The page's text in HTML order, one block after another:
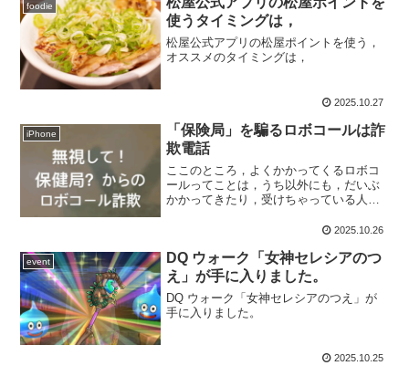
foodie
使うタイミングは，
松屋公式アプリの松屋ポイントを使う，
オススメのタイミングは，
2025.10.27
iPhone
「保険局」を騙るロボコールは詐
欺電話
ここのところ，よくかかってくるロボコ
ールってことは，うち以外にも，だいぶ
かかってきたり，受けちゃっている人も
ので，いざかかってきたときに無視でき
い。内容はこんな感じ保険局...
2025.10.26
event
DQ ウォーク「女神セレシアのつ
え」が手に入りました。
DQ ウォーク「女神セレシアのつえ」が
手に入りました。
2025.10.25